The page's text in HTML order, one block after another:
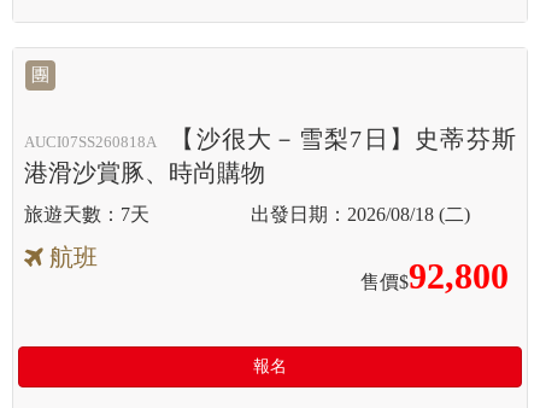
團
AUCI07SS260818A
【沙很大－雪梨7日】史蒂芬斯
港滑沙賞豚、時尚購物
7天 2026/08/18 (二)
航班
售價$92,800
報名